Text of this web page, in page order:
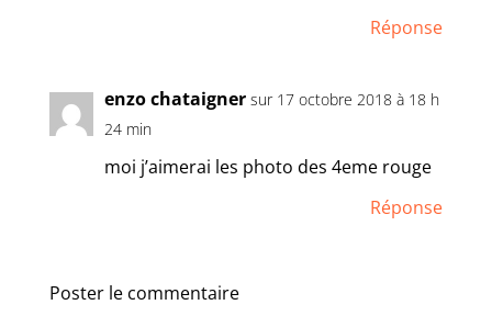
Réponse
enzo chataigner sur 17 octobre 2018 à 18 h
24 min
moi j’aimerai les photo des 4eme rouge
Réponse
Poster le commentaire